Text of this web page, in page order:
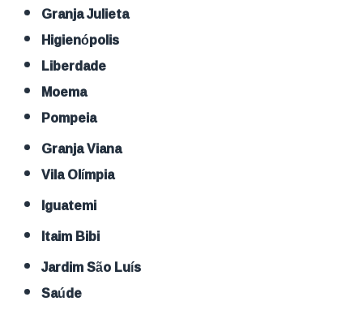
Granja Julieta
Higienópolis
Liberdade
Moema
Pompeia
Granja Viana
Vila Olímpia
Iguatemi
Itaim Bibi
Jardim São Luís
Saúde